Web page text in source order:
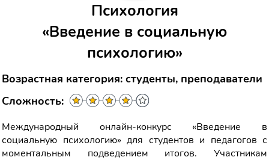
Психология
«Введение в социальную
психологию»
Возрастная категория: студенты, преподаватели
Сложность:
Международный онлайн-конкурс «Введение в
социальную психологию» для студентов и педагогов с
моментальным подведением итогов. Участникам